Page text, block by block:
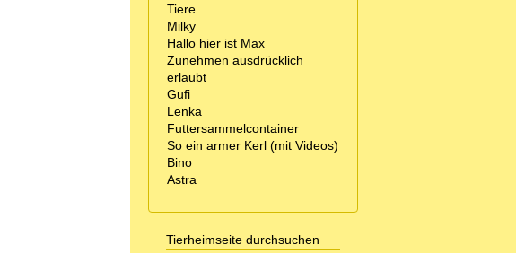
Tiere
Milky
Hallo hier ist Max
Zunehmen ausdrücklich
erlaubt
Gufi
Lenka
Futtersammelcontainer
So ein armer Kerl (mit Videos)
Bino
Astra
Tierheimseite durchsuchen